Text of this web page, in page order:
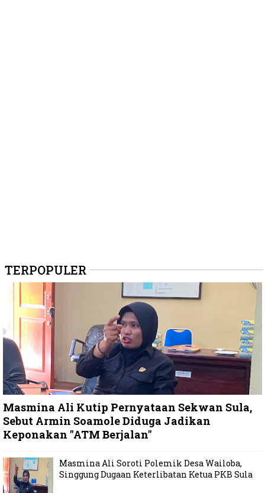
TERPOPULER
Masmina Ali Kutip Pernyataan Sekwan Sula,
Sebut Armin Soamole Diduga Jadikan
Keponakan "ATM Berjalan"
Masmina Ali Soroti Polemik Desa Wailoba,
Singgung Dugaan Keterlibatan Ketua PKB Sula